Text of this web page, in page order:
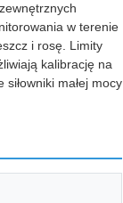
w terenie
i rosę. Limity
kalibrację na
małej mocy